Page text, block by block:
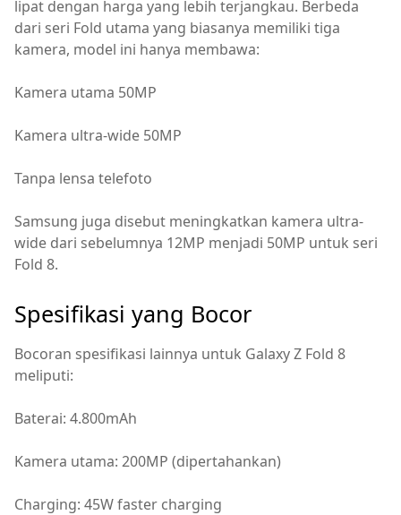
lipat dengan harga yang lebih terjangkau. Berbeda
dari seri Fold utama yang biasanya memiliki tiga
kamera, model ini hanya membawa:
Kamera utama 50MP
Kamera ultra-wide 50MP
Tanpa lensa telefoto
Samsung juga disebut meningkatkan kamera ultra-
wide dari sebelumnya 12MP menjadi 50MP untuk seri
Fold 8.
Spesifikasi yang Bocor
Bocoran spesifikasi lainnya untuk Galaxy Z Fold 8
meliputi:
Baterai: 4.800mAh
Kamera utama: 200MP (dipertahankan)
Charging: 45W faster charging